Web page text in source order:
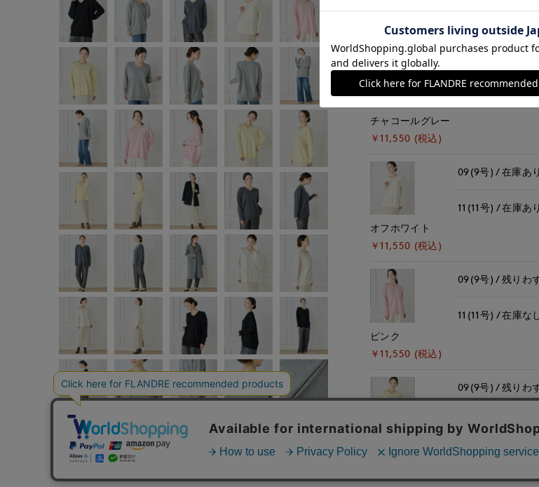
グレー
￥11,550 (税込)
チャコールグレー
￥11,550 (税込)
11(11号) 在庫な
オフホワイト
￥11,550 (税込)
09(9号) 在庫あり
11(11号) 在庫あり
ピンク
￥11,550 (税込)
09(9号) 残りわ
11(11号) 在庫な
￥11,550 (税込)
09(9号) 残りわ
11(11号) 残り1点